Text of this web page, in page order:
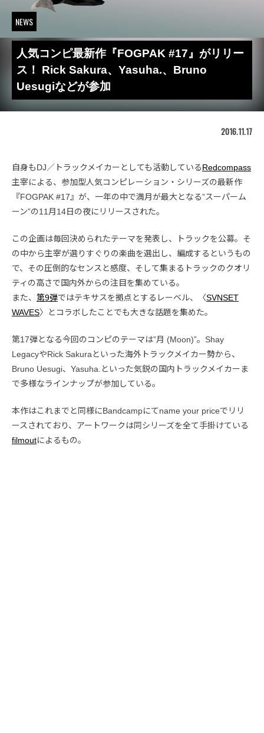
NEWS
人気コンピ最新作『FOGPAK #17』がリリー
ス！ Rick Sakura、Yasuha.、Bruno
Uesugiなどが参加
2016.11.17
自身もDJ／トラックメイカーとしても活動しているRedcompass
主宰による、参加型人気コンピレーション・シリーズの最新作
『FOGPAK #17』が、一年の中で満月が最大となる”スーパーム
ーン”の11月14日の夜にリリースされた。
この企画は毎回決められたテーマを発表し、トラックを公募。そ
の中から主宰が選りすぐりの楽曲を選出し、編成するというもの
で、その圧倒的なセンスと感度、そして集まるトラックのクオリ
ティの高さで国内外からの注目を集めている。
また、 第9弾ではテキサスを拠点とするレーベル、〈SVNSET
WAVES〉とコラボしたことでも大きな話題を集めた。
第17弾となる今回のコンピのテーマは”月 (Moon)”。Shay
LegacyやRick Sakuraといった海外トラックメイカー勢から、
Bruno Uesugi、Yasuha.といった気鋭の国内トラックメイカーま
で多様なラインナップが参加している。
本作はこれまでと同様にBandcampにてname your priceでリリ
ースされており、アートワークは同シリーズを全て手掛けている
filmoutによるもの。